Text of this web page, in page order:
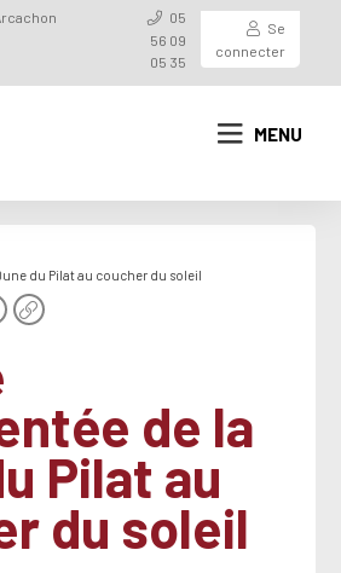
05
56 09
05 35
Se
connecter
MENU
du Pilat au coucher du soleil
de la
Pilat au
du soleil